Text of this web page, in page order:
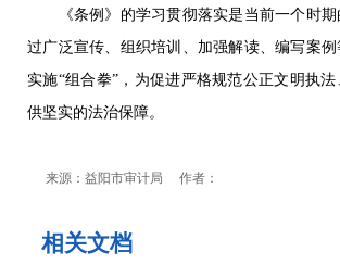
《条例》的学习贯彻落实是当前一个时期
过广泛宣传、组织培训、加强解读、编写案
实施“组合拳”，为促进严格规范公正文明执
供坚实的法治保障。
来源：益阳市审计局 作者：
相关文档